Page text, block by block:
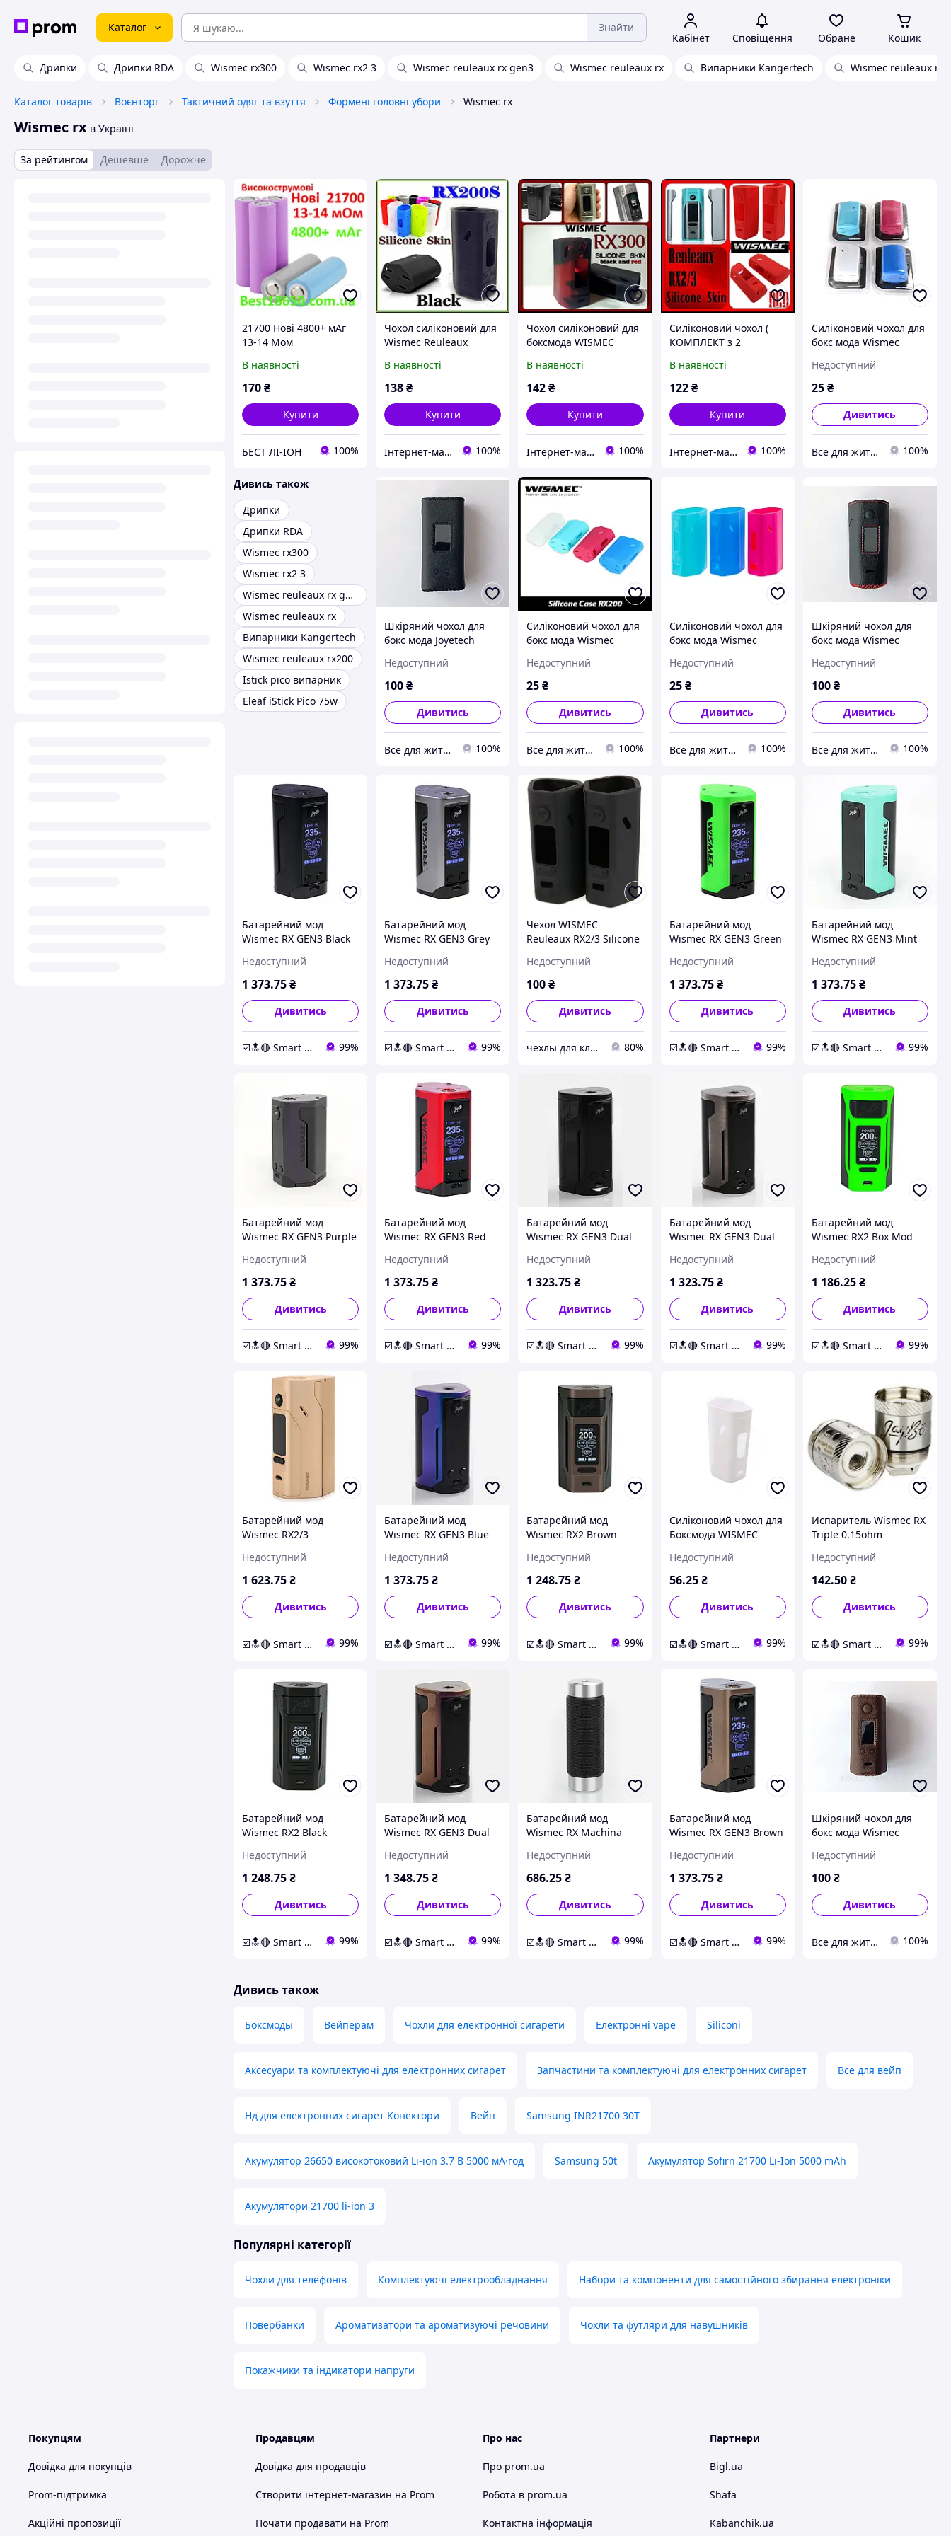
Каталог Знайти
Кабінет Сповіщення Обране Кошик
Дрипки Дрипки RDA Wismec rx300 Wismec rx2 3 Wismec reuleaux rx gen3 Wismec reuleaux rx Випарники Kangertech Wismec reuleaux
Каталог товарів Воєнторг Тактичний одяг та взуття Формені головні убори Wismec rx
Wismec rx в Україні
За рейтингом Дешевше Дорожче
21700 Нові 4800+ мАг
13-14 Мом
В наявності
170₴
Купити
БЕСТ ЛІ-ІОН 100%
Чохол силіконовий для
Wismec Reuleaux
В наявності
138₴
Купити
Інтернет-магазин "Кот-ПАРОход" 100%
Чохол силіконовий для
боксмода WISMEC
В наявності
142₴
Купити
Інтернет-магазин "Кот-ПАРОход" 100%
Силіконовий чохол (
КОМПЛЕКТ з 2
Reuleaux RX2/3 Mod.
Червоний.
В наявності
122 ₴
Купити
Інтернет-магазин "Кот-ПАРОход" 100%
Силіконовий чохол для
бокс мода Wismec
Case Original Version
рожевий
Недоступний
25₴
Дивитись
Все для життя 100%
Дивись також
Дрипки
Дрипки RDA
Wismec rx300
Wismec rx2 3
Wismec reuleaux rx gen3
Wismec reuleaux rx
Випарники Kangertech
Wismec reuleaux rx200
Istick pico випарник
Eleaf iStick Pico 75w
Шкіряний чохол для
бокс мода Joyetech
Hand Made Original
чорний
Недоступний
100₴
Дивитись
Все для життя 100%
Силіконовий чохол для
бокс мода Wismec
Case Original Version
блакитний
Недоступний
25₴
Дивитись
Все для життя 100%
Силіконовий чохол для
бокс мода Wismec
Case Original Version
синій
Недоступний
25 ₴
Дивитись
Все для життя 100%
Шкіряний чохол для
бокс мода Wismec
Case Hand Made
Original на 2
Недоступний
100₴
Дивитись
Все для життя 100%
Батарейний мод
Wismec RX GEN3 Black
Недоступний
1 373.75₴
Дивитись
☑️🔝🔴 Smart Expert Store ✔️🧿 99%
Батарейний мод
Wismec RX GEN3 Grey
Недоступний
1 373.75₴
Дивитись
☑️🔝🔴 Smart Expert Store ✔️🧿 99%
Чехол WISMEC
Reuleaux RX2/3 Silicone
Недоступний
100₴
Дивитись
чехлы для ключей 80%
Батарейний мод
Wismec RX GEN3 Green
Недоступний
1 373.75 ₴
Дивитись
☑️🔝🔴 Smart Expert Store ✔️🧿 99%
Батарейний мод
Wismec RX GEN3 Mint
Недоступний
1 373.75₴
Дивитись
☑️🔝🔴 Smart Expert Store ✔️🧿 99%
Батарейний мод
Wismec RX GEN3 Purple
Недоступний
1 373.75₴
Дивитись
☑️🔝🔴 Smart Expert Store ✔️🧿 99%
Батарейний мод
Wismec RX GEN3 Red
Недоступний
1 373.75₴
Дивитись
☑️🔝🔴 Smart Expert Store ✔️🧿 99%
Батарейний мод
Wismec RX GEN3 Dual
Недоступний
1 323.75₴
Дивитись
☑️🔝🔴 Smart Expert Store ✔️🧿 99%
Батарейний мод
Wismec RX GEN3 Dual
Недоступний
1 323.75 ₴
Дивитись
☑️🔝🔴 Smart Expert Store ✔️🧿 99%
Батарейний мод
Wismec RX2 Box Mod
Недоступний
1 186.25₴
Дивитись
☑️🔝🔴 Smart Expert Store ✔️🧿 99%
Батарейний мод
Wismec RX2/3
Недоступний
1 623.75₴
Дивитись
☑️🔝🔴 Smart Expert Store ✔️🧿 99%
Батарейний мод
Wismec RX GEN3 Blue
Недоступний
1 373.75₴
Дивитись
☑️🔝🔴 Smart Expert Store ✔️🧿 99%
Батарейний мод
Wismec RX2 Brown
Недоступний
1 248.75₴
Дивитись
☑️🔝🔴 Smart Expert Store ✔️🧿 99%
Силіконовий чохол для
Боксмода WISMEC
Недоступний
56.25 ₴
Дивитись
☑️🔝🔴 Smart Expert Store ✔️🧿 99%
Испаритель Wismec RX
Triple 0.15ohm
Недоступний
142.50₴
Дивитись
☑️🔝🔴 Smart Expert Store ✔️🧿 99%
Батарейний мод
Wismec RX2 Black
Недоступний
1 248.75₴
Дивитись
☑️🔝🔴 Smart Expert Store ✔️🧿 99%
Батарейний мод
Wismec RX GEN3 Dual
Недоступний
1 348.75₴
Дивитись
☑️🔝🔴 Smart Expert Store ✔️🧿 99%
Батарейний мод
Wismec RX Machina
Blackout
Недоступний
686.25₴
Дивитись
☑️🔝🔴 Smart Expert Store ✔️🧿 99%
Батарейний мод
Wismec RX GEN3 Brown
Недоступний
1 373.75 ₴
Дивитись
☑️🔝🔴 Smart Expert Store ✔️🧿 99%
Шкіряний чохол для
бокс мода Wismec
DNA200 Leather Case
Hand Made Original
Недоступний
100₴
Дивитись
Все для життя 100%
Дивись також
Боксмоды Вейперам Чохли для електронної сигарети Електронні vape Siliconi
Аксесуари та комплектуючі для електронних сигарет Запчастини та комплектуючі для електронних сигарет Все для вейп
Нд для електронних сигарет Конектори Вейп Samsung INR21700 30T
Акумулятор 26650 високотоковий Li-ion 3.7 В 5000 мА·год Samsung 50t Акумулятор Sofirn 21700 Li-Ion 5000 mAh
Акумулятори 21700 li-ion 3
Популярні категорії
Чохли для телефонів Комплектуючі електрообладнання Набори та компоненти для самостійного збирання електроніки
Повербанки Ароматизатори та ароматизуючі речовини Чохли та футляри для навушників
Покажчики та індикатори напруги
Покупцям
Довідка для покупців
Prom-підтримка
Акційні пропозиції
Продавцям
Довідка для продавців
Створити інтернет-магазин на Prom
Почати продавати на Prom
Про нас
Про prom.ua
Робота в prom.ua
Контактна інформація
Партнери
Bigl.ua
Shafa
Kabanchik.ua